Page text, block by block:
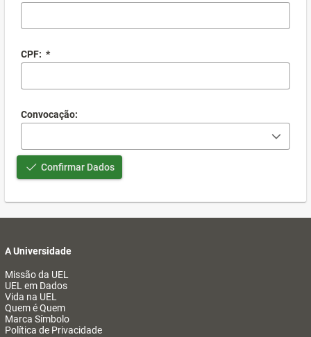
CPF: *
Convocação:
Confirmar Dados
A Universidade
Missão da UEL
UEL em Dados
Vida na UEL
Quem é Quem
Marca Símbolo
Política de Privacidade